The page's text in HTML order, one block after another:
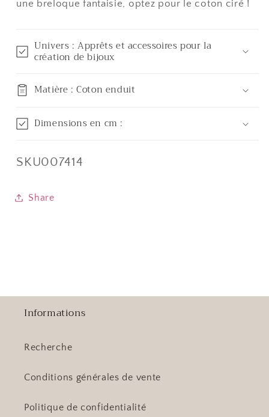
une breloque fantaisie, optez pour le coton ciré !
Univers : Apprêts et accessoires pour la
création de bijoux
Matière : Coton enduit
Dimensions en cm :
SKU:
SKU007414
Share
Informations
Recherche
Conditions générales de vente
Politique de confidentialité